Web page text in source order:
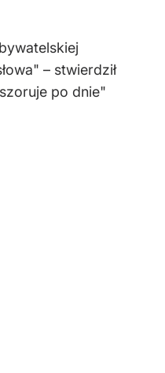
– stwierdził
po dnie"